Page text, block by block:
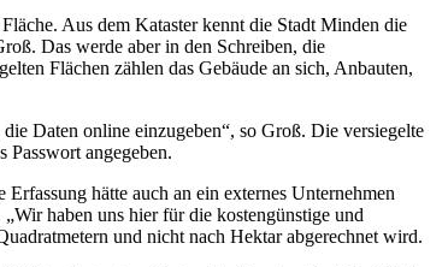
Aus dem Kataster kennt die Stadt Minden die
Das werde aber in den Schreiben, die
Flächen zählen das Gebäude an sich, Anbauten,
Daten online einzugeben“, so Groß. Die versiegelte
angegeben.
hätte auch an ein externes Unternehmen
haben uns hier für die kostengünstige und
und nicht nach Hektar abgerechnet wird.